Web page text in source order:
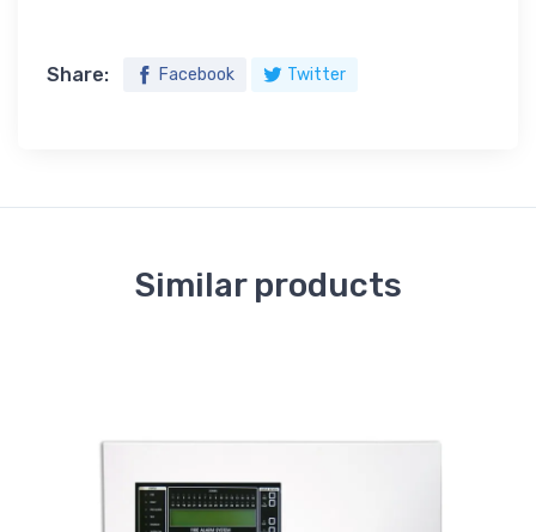
Share: Facebook Twitter
Similar products